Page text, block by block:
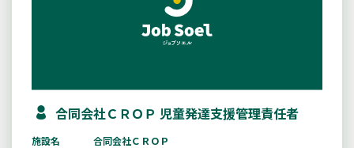
合同会社ＣＲＯＰ 児童発達支援管理責任者
施設名
合同会社ＣＲＯＰ